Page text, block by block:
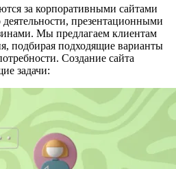
за корпоративными сайтами
презентационными
Мы предлагаем клиентам
подбирая подходящие варианты
Создание сайта
задачи: